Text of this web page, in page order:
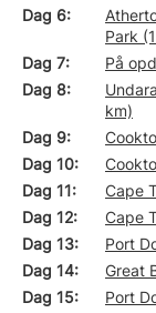
Dag 6
Park
Dag 7
På
Dag 8
km)
Dag 9
Dag 10
Dag 11
Cape
Dag 12
Cape
Dag 13
Port
Dag 14
Great
Dag 15
Port